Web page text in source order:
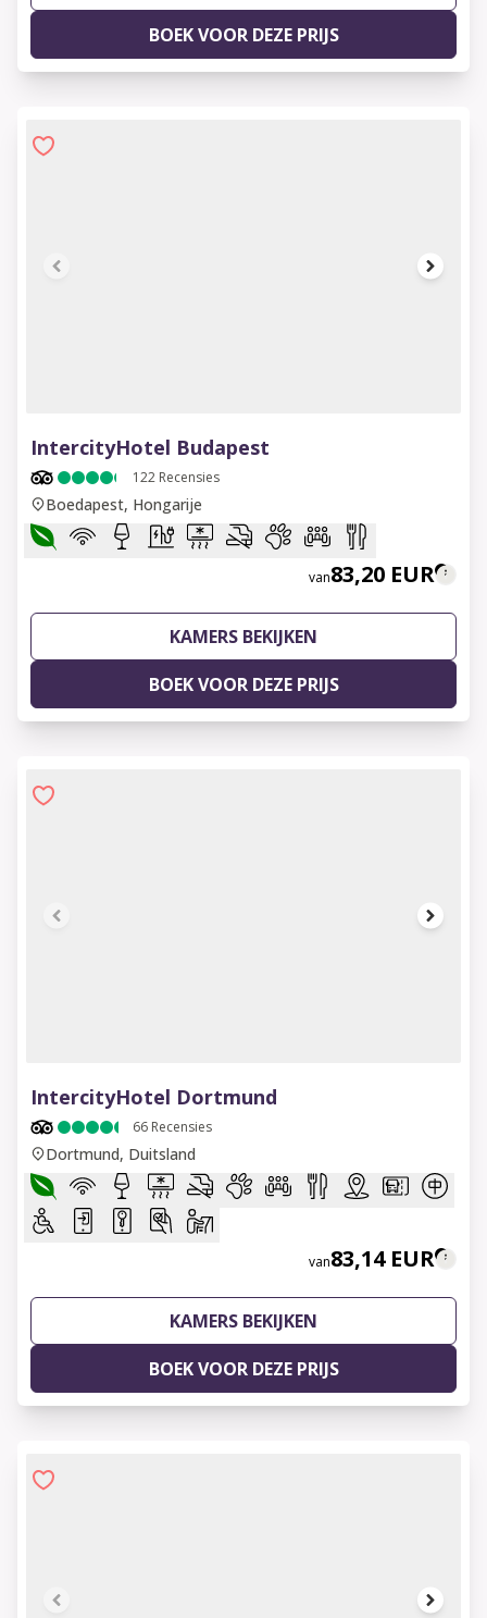
BOEK VOOR DEZE PRIJS
IntercityHotel Budapest
122 Recensies
Boedapest, Hongarije
van83,20 EUR
KAMERS BEKIJKEN
BOEK VOOR DEZE PRIJS
IntercityHotel Dortmund
66 Recensies
Dortmund, Duitsland
van83,14 EUR
KAMERS BEKIJKEN
BOEK VOOR DEZE PRIJS